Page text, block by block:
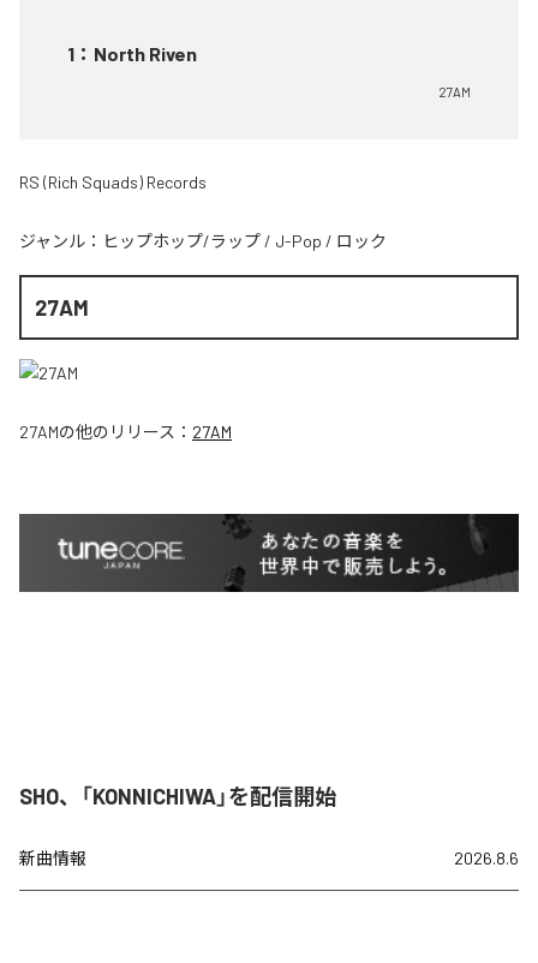
1 ： North Riven
27AM
RS (Rich Squads) Records
ジャンル： ヒップホップ/ラップ / J-Pop / ロック
27AM
27AMの他のリリース： 27AM
SHO、「KONNICHIWA」を配信開始
新曲情報 2026.8.6